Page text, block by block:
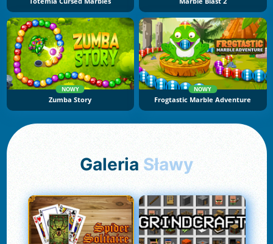
NOWY
Zumba Story
NOWY
Frogtastic Marble Adventure
Galeria Sławy